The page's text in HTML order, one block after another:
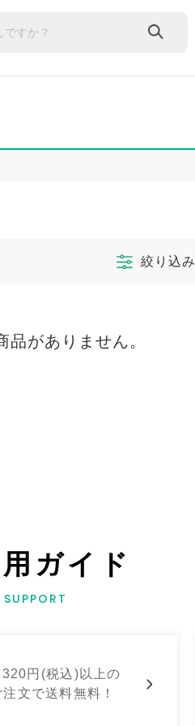
絞り込み
品がありません。
ガイド
SUPPORT
円(税込)以上の
注文で送料無料！